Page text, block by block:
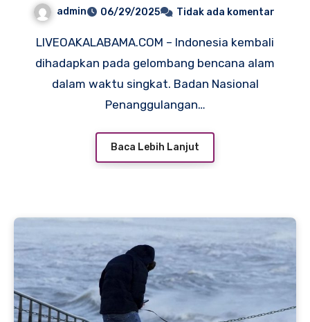
admin 06/29/2025 Tidak ada komentar
LIVEOAKALABAMA.COM – Indonesia kembali
dihadapkan pada gelombang bencana alam
dalam waktu singkat. Badan Nasional
Penanggulangan…
Baca Lebih Lanjut